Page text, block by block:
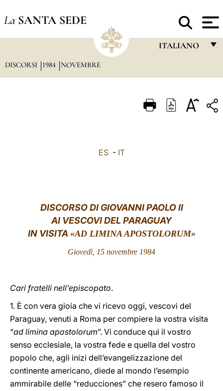
La SANTA SEDE
ITALIANO
ITALIANO
中文
LATINE
DISCORSI 1984 NOVEMBRE
ES- IT
DISCORSO DI GIOVANNI PAOLO II
AI VESCOVI DEL PARAGUAY
IN VISITA «AD LIMINA APOSTOLORUM»
Giovedì, 15 novembre 1984
Cari fratelli nell’episcopato.
1. È con vera gioia che vi ricevo oggi, vescovi del
Paraguay, venuti a Roma per compiere la vostra visita
“ad limina apostolorum”. Vi conduce qui il vostro
senso ecclesiale, la vostra fede e quella del vostro
popolo che, agli inizi dell’evangelizzazione del
continente americano, diede al mondo l’esempio
ammirabile delle “reducciones” che resero famoso il